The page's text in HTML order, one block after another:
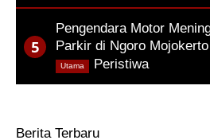
Pengendara Motor
Parkir di Ngoro Mojokerto
Peristiwa,
Utama
Berita Terbaru